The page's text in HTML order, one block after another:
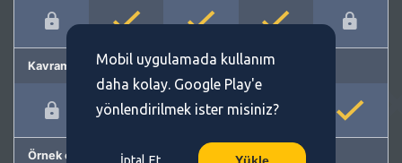
Kavram önerme
Örnek cümleler
Mobil uygulamada kullanım
daha kolay. Google Play'e
yönlendirilmek ister misiniz?
İptal Et